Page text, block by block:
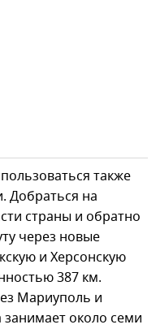
также
Добраться на
страны и обратно
через новые
и Херсонскую
387 км.
Мариуполь и
около семи